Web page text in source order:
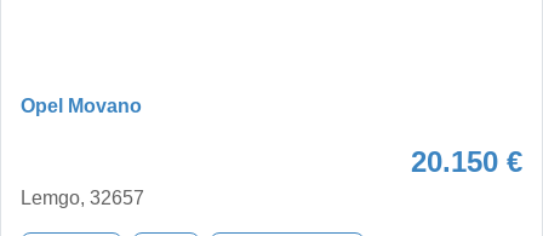
Opel Movano
20.150 €
Lemgo, 32657